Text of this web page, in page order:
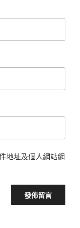
地址及個人網站網